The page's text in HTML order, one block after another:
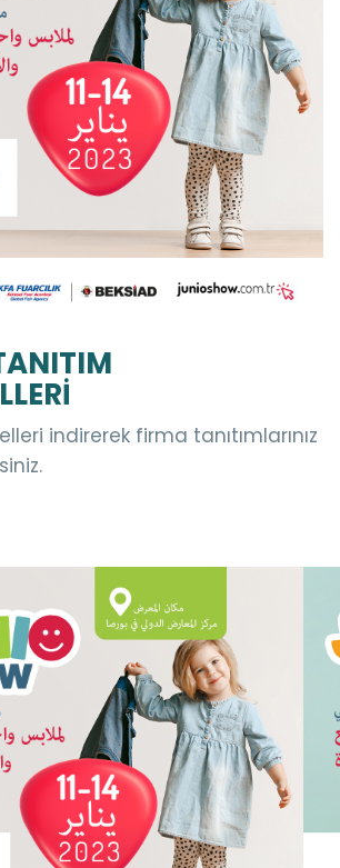
indirerek firma tanıtımlarınız